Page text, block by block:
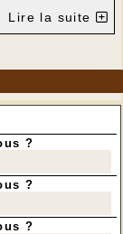
Lire la suite
?
?
?